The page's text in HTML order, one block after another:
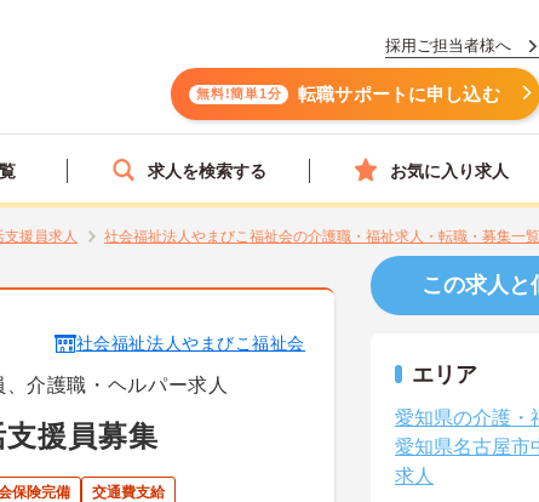
採用ご担当者様へ
無料!簡単1分 転職サポートに申し込む
求人を検索する お気に入り求人
援員求人
社会福祉法人やまびこ福祉会の介護職・福祉求人・転職・募集一覧
社会福祉法人やまびこ福祉会
介護職・ヘルパー求人
支援員募集
保険完備 交通費支給
この求人と
エリア
愛知県の介護・
愛知県名古屋市
求人